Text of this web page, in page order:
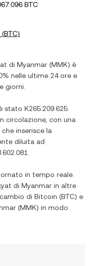
BTC
(BTC)
di Myanmar (MMK) è
nelle ultime 24 ore e
giorni.
stato K265.209.625
circolazione, con una
, che inserisce la
diluita ad
in tempo reale.
di Myanmar in altre
di Bitcoin (BTC) e
(MMK) in modo